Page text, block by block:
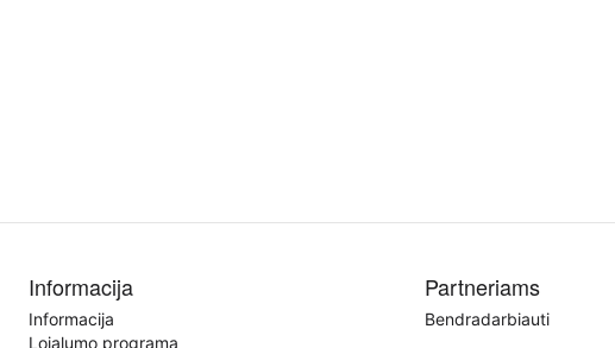
Informacija
Informacija
Lojalumo programa
Partneriams
Bendradarbiauti